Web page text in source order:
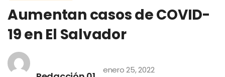
Aumentan casos de COVID-
19 en El Salvador
enero 25, 2022